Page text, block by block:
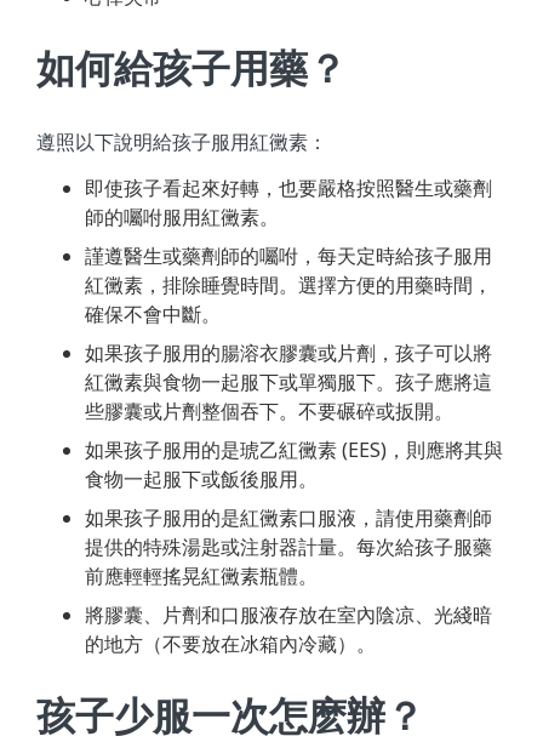
如何給孩子用藥？
遵照以下說明給孩子服用紅黴素：
即使孩子看起來好轉，也要嚴格按照醫生或藥劑
師的囑咐服用紅黴素。
謹遵醫生或藥劑師的囑咐，每天定時給孩子服用
紅黴素，排除睡覺時間。選擇方便的用藥時間，
確保不會中斷。
如果孩子服用的腸溶衣膠囊或片劑，孩子可以將
紅黴素與食物一起服下或單獨服下。孩子應將這
些膠囊或片劑整個吞下。不要碾碎或扳開。
如果孩子服用的是琥乙紅黴素 (EES)，則應將其與
食物一起服下或飯後服用。
如果孩子服用的是紅黴素口服液，請使用藥劑師
提供的特殊湯匙或注射器計量。每次給孩子服藥
前應輕輕搖晃紅黴素瓶體。
將膠囊、片劑和口服液存放在室內陰凉、光綫暗
的地方（不要放在冰箱內冷藏）。
孩子少服一次怎麽辦？